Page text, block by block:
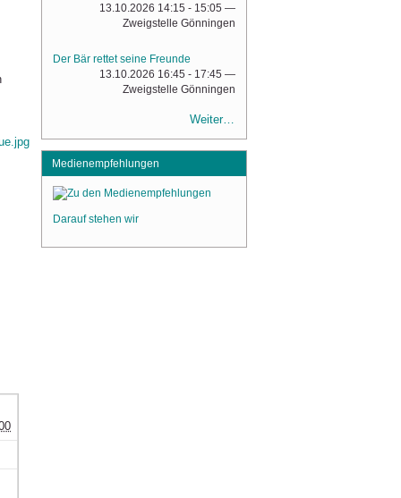
13.10.2026 14:15 - 15:05 —
Zweigstelle Gönningen
Der Bär rettet seine Freunde
13.10.2026 16:45 - 17:45 —
Zweigstelle Gönningen
Weiter…
Medienempfehlungen
Darauf stehen wir